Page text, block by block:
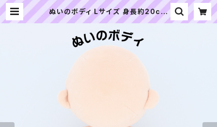
ぬいのボディ Lサイズ 身長約20cm
（縫製済みぬいぐるみ素体）｜清原株
「ぬい」の布地・材料の通販専門店